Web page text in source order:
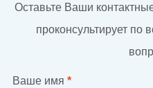
Оставьте Ваши
проконсультирует
Ваше имя *